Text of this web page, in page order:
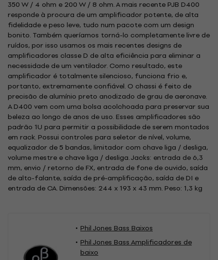
350 W / 4 ohm e 200 W / 8 ohm. A mais recente PJB D400
responde à procura de um amplificador potente, de alta
fidelidade e peso leve, tudo num pacote com um design
bonito. Também queríamos torná-lo completamente livre de
ruídos, por isso usamos os mais recentes designs de
amplificadores classe D de alta eficiência para eliminar a
necessidade de um ventilador. Como resultado, este
amplificador é totalmente silencioso, funciona frio e,
portanto, extremamente confiável. O chassi é feito de
precisão de alumínio preto anodizado de grau de aeronave.
A D400 vem com uma bolsa acolchoada para preservar sua
beleza ao longo de anos de uso. Esses amplificadores são
padrão 1U para permitir a possibilidade de serem montados
em rack. Possui controles para seletor de nível, volume,
equalizador de 5 bandas, limitador com chave liga / desliga,
volume mestre e chave liga / desliga. Jacks: entrada de 6,3
mm, envio / retorno de FX, entrada de fone de ouvido, saída
de alto-falante, saída de pré-amplificação, saída de DI e
entrada de CA. Dimensões: 244 x 193 x 43 mm. Peso: 1,3 kg
Phil Jones Bass Baixos
Phil Jones Bass Amplificadores de
baixo